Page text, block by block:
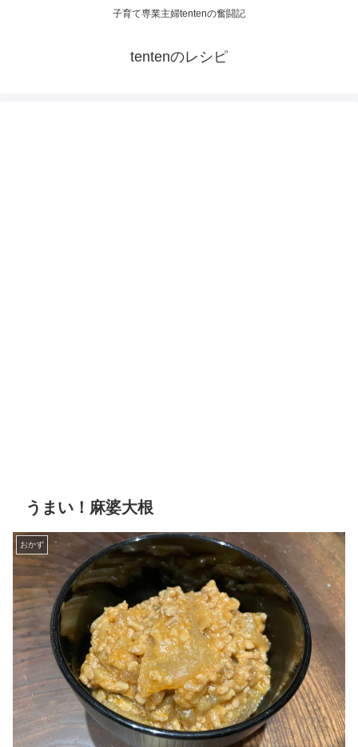
子育て専業主婦tentenの奮闘記
tentenのレシピ
うまい！麻婆大根
おかず